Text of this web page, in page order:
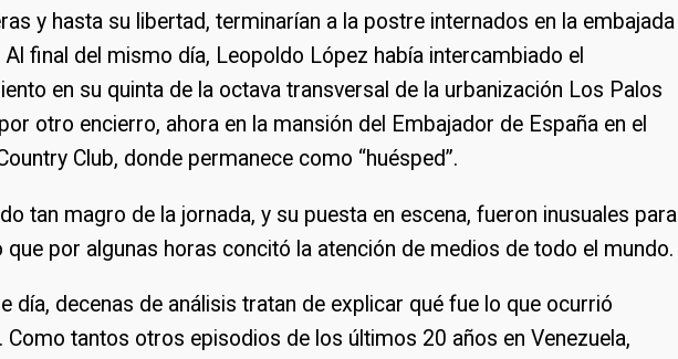
y hasta su libertad, terminarían a la postre internados en la embajada
Al final del mismo día, Leopoldo López había intercambiado el
en su quinta de la octava transversal de la urbanización Los Palos
otro encierro, ahora en la mansión del Embajador de España en el
Club, donde permanece como “huésped”.
tan magro de la jornada, y su puesta en escena, fueron inusuales para
que por algunas horas concitó la atención de medios de todo el mundo.
día, decenas de análisis tratan de explicar qué fue lo que ocurrió
Como tantos otros episodios de los últimos 20 años en Venezuela,